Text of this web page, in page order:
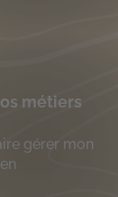
métiers
gérer mon